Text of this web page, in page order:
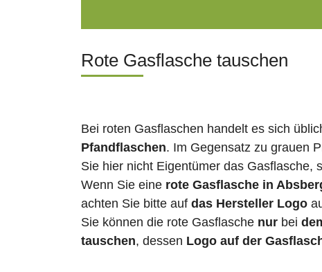
Rote Gasflasche tauschen
Bei roten Gasflaschen handelt es sich
Pfandflaschen. Im Gegensatz zu grauen
Sie hier nicht Eigentümer das Gasflasche,
Wenn Sie eine rote Gasflasche in
achten Sie bitte auf das Hersteller Logo
Sie können die rote Gasflasche nur bei
tauschen, dessen Logo auf der